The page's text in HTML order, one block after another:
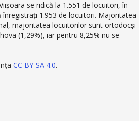
se ridică la 1.551 de locuitori, în
1.953 de locuitori. Majoritatea
majoritatea locuitorilor sunt ortodocși
(1,29%), iar pentru 8,25% nu se
CC BY-SA 4.0.